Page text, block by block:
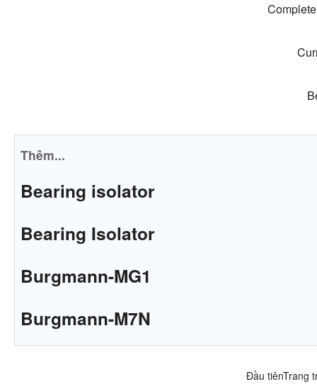
Thêm...
Bearing isolator
Bearing Isolator
Burgmann-MG1
Burgmann-M7N
Đầu tiênTrang